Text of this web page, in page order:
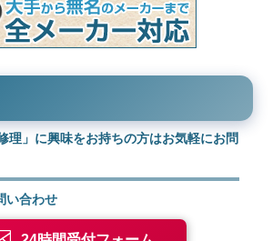
理」に興味をお持ちの方はお気軽にお問
い合わせ